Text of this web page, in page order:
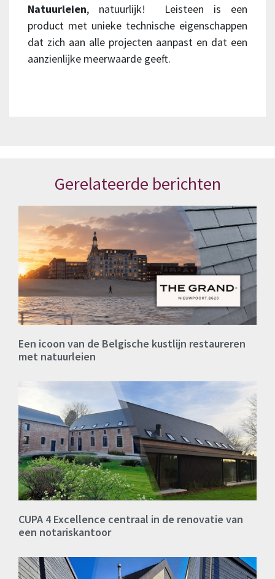
Natuurleien, natuurlijk! Leisteen is een
product met unieke technische eigenschappen
dat zich aan alle projecten aanpast en dat een
aanzienlijke meerwaarde geeft.
Gerelateerde berichten
Een icoon van de Belgische kustlijn restaureren
met natuurleien
CUPA 4 Excellence centraal in de renovatie van
een notariskantoor